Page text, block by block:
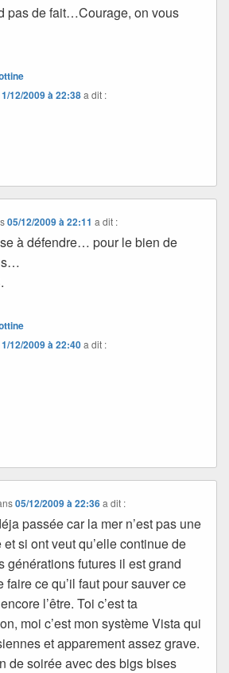
pas de fait…Courage, on vous
12/2009 à 22:38a dit :
05/12/2009 à 22:11 a dit :
à défendre… pour le bien de
12/2009 à 22:40a dit :
05/12/2009 à 22:36 a dit :
passée car la mer n’est pas une
si ont veut qu’elle continue de
générations futures il est grand
faire ce qu’il faut pour sauver ce
l’être. Toi c’est ta
moi c’est mon système Vista qui
et apparement assez grave.
de soirée avec des bigs bises